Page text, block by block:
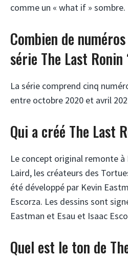
comme un « what if » sombre.
Combien de
série The Last Ronin
La série comprend cinq
entre octobre 2020 et avril
Qui a créé The Last
Le concept original remonte
Laird, les créateurs des
été développé par Kevin
Escorza. Les dessins sont
Eastman et Esau et Isaac
Quel est le ton de